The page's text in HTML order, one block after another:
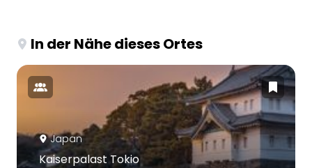
In der Nähe dieses Ortes
Japan
Kaiserpalast Tokio